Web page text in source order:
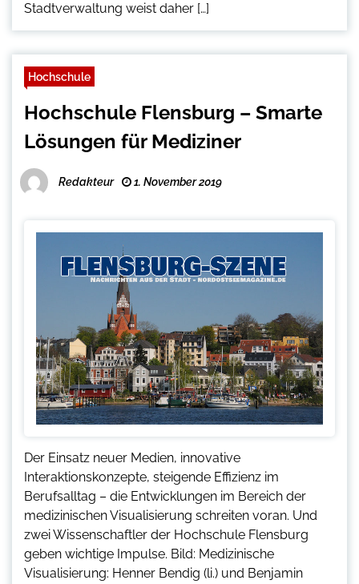
Stadtverwaltung weist daher […]
Hochschule
Hochschule Flensburg – Smarte
Lösungen für Mediziner
Redakteur 1. November 2019
Der Einsatz neuer Medien, innovative
Interaktionskonzepte, steigende Effizienz im
Berufsalltag – die Entwicklungen im Bereich der
medizinischen Visualisierung schreiten voran. Und
zwei Wissenschaftler der Hochschule Flensburg
geben wichtige Impulse. Bild: Medizinische
Visualisierung: Henner Bendig (li.) und Benjamin